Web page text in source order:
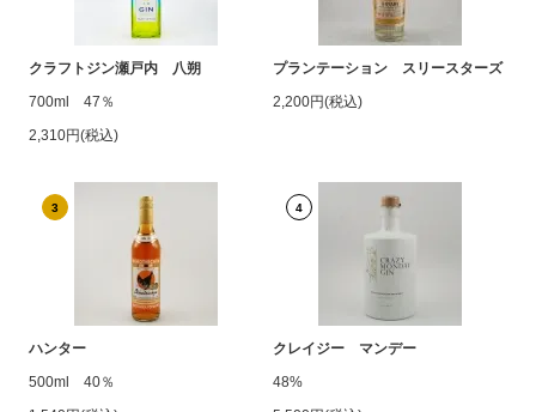
クラフトジン瀬戸内 八朔
700ml 47％
2,310円(税込)
プランテーション スリースターズ
2,200円(税込)
3
ハンター
500ml 40％
4
クレイジー マンデー
48%